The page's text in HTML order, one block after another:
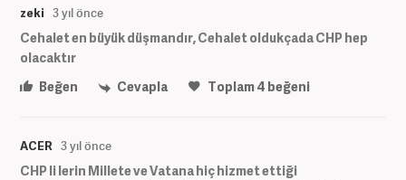
zeki 3 yıl önce
Cehalet en büyük düşmandır, Cehalet oldukçada CHP hep
olacaktır
Beğen
Cevapla Toplam4 beğeni
ACER 3 yıl önce
CHP li lerin Millete ve Vatana hiç hizmet ettiği